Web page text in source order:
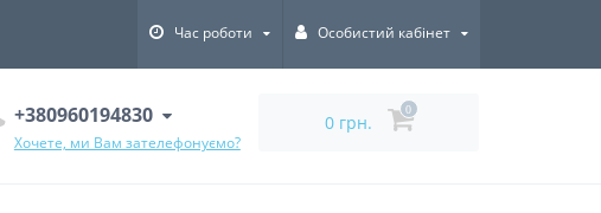
Час роботи Особистий кабінет
+380960194830
Хочете, ми Вам зателефонуємо?
0 грн.
0